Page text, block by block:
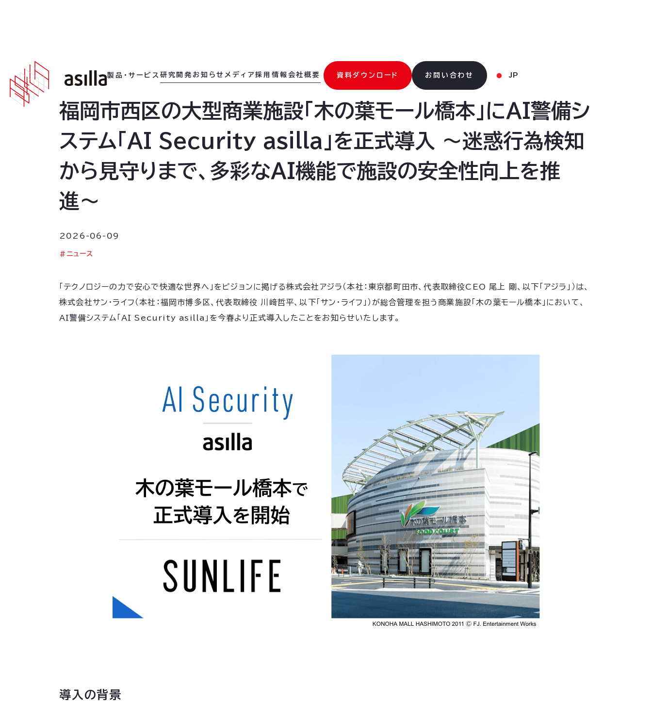
製品・サービス 研究開発 お知らせ メディア採用情報 会社概要 資料ダウンロード お問い合わせ JP
2026. 06.09
福岡市西区の大型商業施設「木の葉モール橋本」にAI警備シ
ステム「AI Security asilla」を正式導入 〜迷惑行為検知
から見守りまで、多彩なAI機能で施設の安全性向上を推
進〜
2026-06-09
#ニュース
「テクノロジーの力で安心で快適な世界へ」をビジョンに掲げる株式会社アジラ（本社：東京都町田市、代表取締役CEO 尾上 剛、以下「アジラ」）は、
株式会社サン・ライフ（本社：福岡市博多区、代表取締役 川﨑哲平、以下「サン・ライフ」）が総合管理を担う商業施設「木の葉モール橋本」において、
AI警備システム「AI Security asilla」を今春より正式導入したことをお知らせいたします。
導入の背景